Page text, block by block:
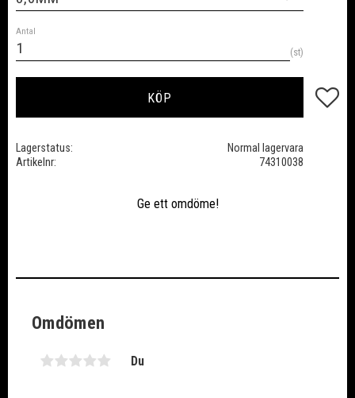
Antal
st
KÖP Lägg
Lagerstatus
Normal lagervara
Artikelnr
74310038
Ge ett omdöme!
Omdömen
Du